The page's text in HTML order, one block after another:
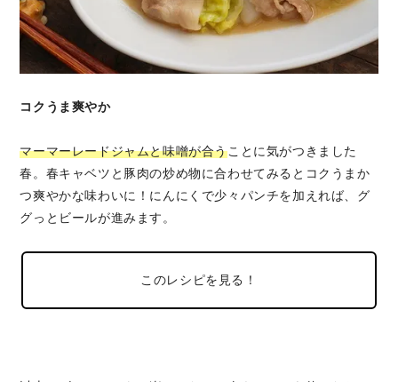
コクうま爽やか
マーマーレードジャムと味噌が合うことに気がつきました
春。春キャベツと豚肉の炒め物に合わせてみるとコクうまか
つ爽やかな味わいに！にんにくで少々パンチを加えれば、グ
グっとビールが進みます。
このレシピを見る！